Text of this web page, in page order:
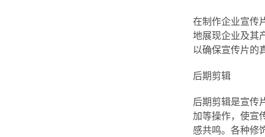
在制作企业宣传
地展现企业及其
以确保宣传片的
后期剪辑
后期剪辑是宣传
加等操作，使宣
感共鸣。各种修